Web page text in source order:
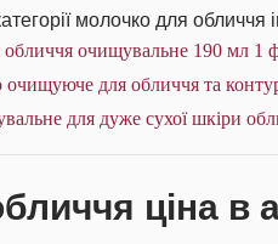
молочко для обличчя
очищувальне 190 мл 1
для обличчя та
для дуже сухої шкіри
ціна в